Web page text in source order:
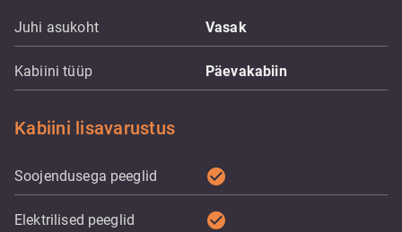
Juhi asukoht Vasak
Kabiini tüüp Päevakabiin
Kabiini lisavarustus
Soojendusega peeglid check_circle
Elektrilised peeglid check_circle